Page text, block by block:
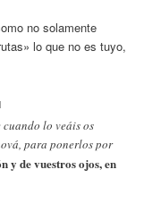
no solamente
lo que no es tuyo,
lo veáis os
para ponerlos por
y de vuestros ojos, en